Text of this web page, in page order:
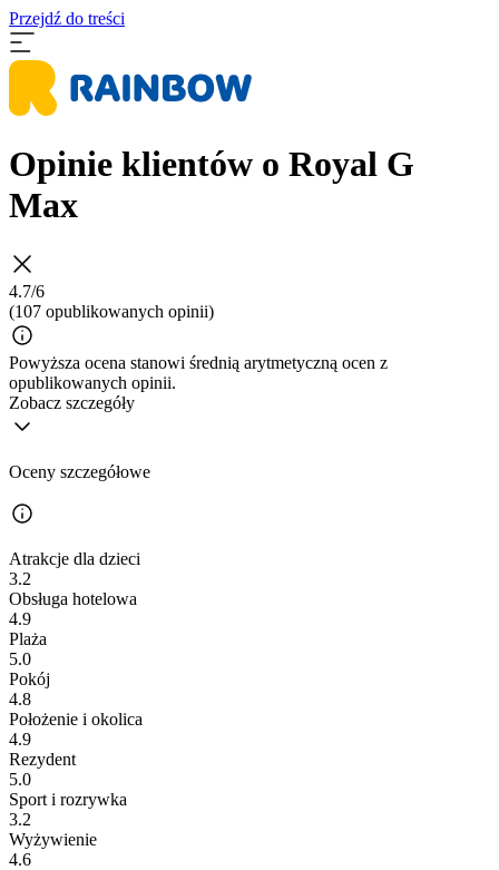
Przejdź do treści
Opinie klientów o Royal G
Max
4.7/6
(107 opublikowanych opinii)
Powyższa ocena stanowi średnią arytmetyczną ocen z
opublikowanych opinii.
Zobacz szczegóły
Oceny szczegółowe
Atrakcje dla dzieci
3.2
Obsługa hotelowa
4.9
Plaża
5.0
Pokój
4.8
Położenie i okolica
4.9
Rezydent
5.0
Sport i rozrywka
3.2
Wyżywienie
4.6